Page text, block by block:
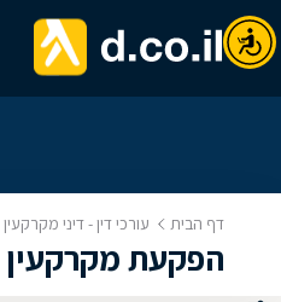
דף הבית עורכי דין - דיני מקרקעין
הפקעת מקרקעין